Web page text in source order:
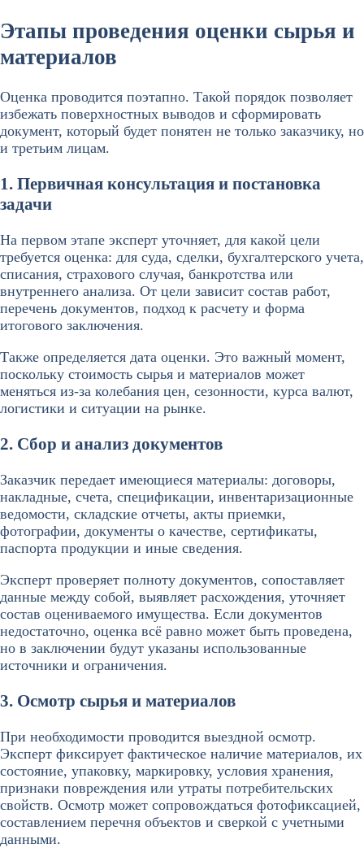
Этапы проведения оценки сырья и
материалов
Оценка проводится поэтапно. Такой порядок позволяет
избежать поверхностных выводов и сформировать
документ, который будет понятен не только заказчику, но
и третьим лицам.
1. Первичная консультация и постановка
задачи
На первом этапе эксперт уточняет, для какой цели
требуется оценка: для суда, сделки, бухгалтерского учета,
списания, страхового случая, банкротства или
внутреннего анализа. От цели зависит состав работ,
перечень документов, подход к расчету и форма
итогового заключения.
Также определяется дата оценки. Это важный момент,
поскольку стоимость сырья и материалов может
меняться из-за колебания цен, сезонности, курса валют,
логистики и ситуации на рынке.
2. Сбор и анализ документов
Заказчик передает имеющиеся материалы: договоры,
накладные, счета, спецификации, инвентаризационные
ведомости, складские отчеты, акты приемки,
фотографии, документы о качестве, сертификаты,
паспорта продукции и иные сведения.
Эксперт проверяет полноту документов, сопоставляет
данные между собой, выявляет расхождения, уточняет
состав оцениваемого имущества. Если документов
недостаточно, оценка всё равно может быть проведена,
но в заключении будут указаны использованные
источники и ограничения.
3. Осмотр сырья и материалов
При необходимости проводится выездной осмотр.
Эксперт фиксирует фактическое наличие материалов, их
состояние, упаковку, маркировку, условия хранения,
признаки повреждения или утраты потребительских
свойств. Осмотр может сопровождаться фотофиксацией,
составлением перечня объектов и сверкой с учетными
данными.